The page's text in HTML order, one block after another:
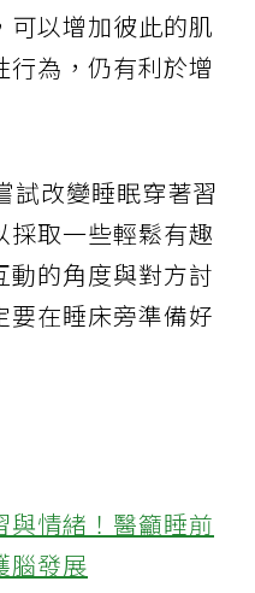
可以增加彼此的肌
為，仍有利於增
試改變睡眠穿著習
採取一些輕鬆有趣
動的角度與對方討
要在睡床旁準備好
與情緒！醫籲睡前
發展